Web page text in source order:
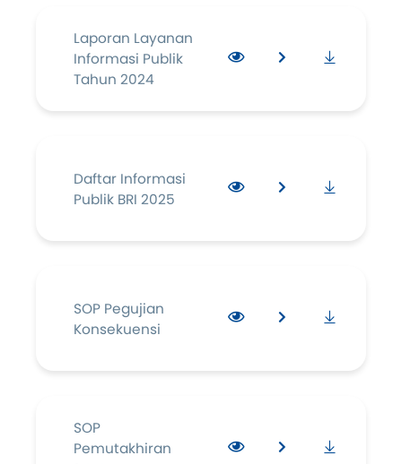
Laporan Layanan
Informasi Publik
Tahun 2024
Daftar Informasi
Publik BRI 2025
SOP Pegujian
Konsekuensi
SOP
Pemutakhiran